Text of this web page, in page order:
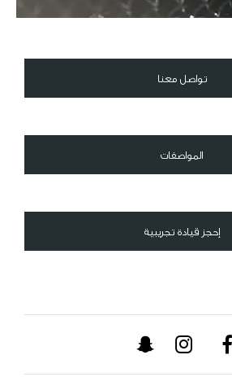
تواصل معنا
المواصفات
إحجز قيادة تجريبية